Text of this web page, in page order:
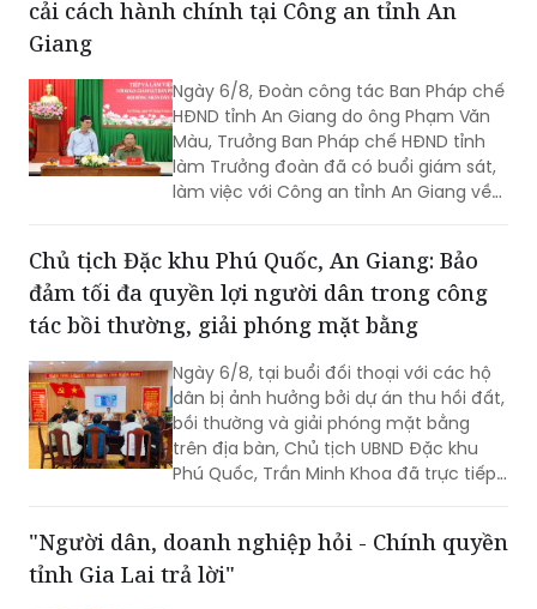
cải cách hành chính tại Công an tỉnh An
Giang
Ngày 6/8, Đoàn công tác Ban Pháp chế
HĐND tỉnh An Giang do ông Phạm Văn
Màu, Trưởng Ban Pháp chế HĐND tỉnh
làm Trưởng đoàn đã có buổi giám sát,
làm việc với Công an tỉnh An Giang về
Công an, nhằm đánh giá kết quả thực
hiện, kịp thời ghi nhận những khó khăn,
vướng mắc và đề xuất các giải pháp
nâng cao chất lượng phục vụ Nhân
dân, cơ quan, tổ chức. Tiếp và làm việc
với đoàn có Đại tá Huỳnh Thanh Lâm,
Phó Giám đốc Công an tỉnh; cùng đại
diện lãnh đạo một số phòng nghiệp vụ
Công an tỉnh.
Chủ tịch Đặc khu Phú Quốc, An Giang: Bảo
đảm tối đa quyền lợi người dân trong công
tác bồi thường, giải phóng mặt bằng
Ngày 6/8, tại buổi đối thoại với các hộ
dân bị ảnh hưởng bởi dự án thu hồi đất,
bồi thường và giải phóng mặt bằng
trên địa bàn, Chủ tịch UBND Đặc khu
Phú Quốc, Trần Minh Khoa đã trực tiếp
nhằm bảo đảm tối đa quyền, lợi ích
hợp pháp của bà con.
"Người dân, doanh nghiệp hỏi - Chính quyền
tỉnh Gia Lai trả lời"